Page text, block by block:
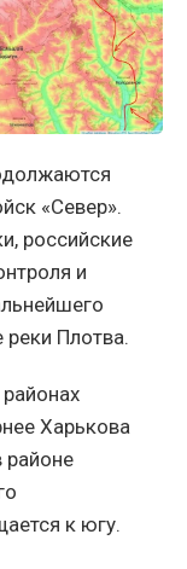
«Север».
российские
и
Плотва.
Харькова
районе
к югу.